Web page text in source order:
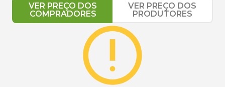
VER PREÇO DOS
COMPRADORES
VER PREÇO DOS
PRODUTORES